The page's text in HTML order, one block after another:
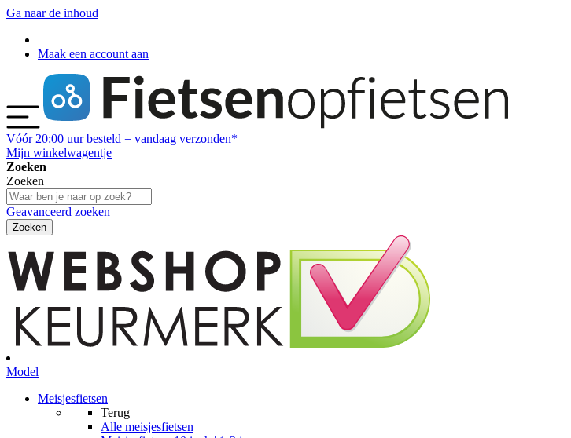
Ga naar de inhoud
Maak een account aan
Vóór 20:00 uur besteld = vandaag verzonden*
Mijn winkelwagentje
Zoeken
Zoeken
Geavanceerd zoeken
Zoeken
Model
Meisjesfietsen
Terug
Alle meisjesfietsen